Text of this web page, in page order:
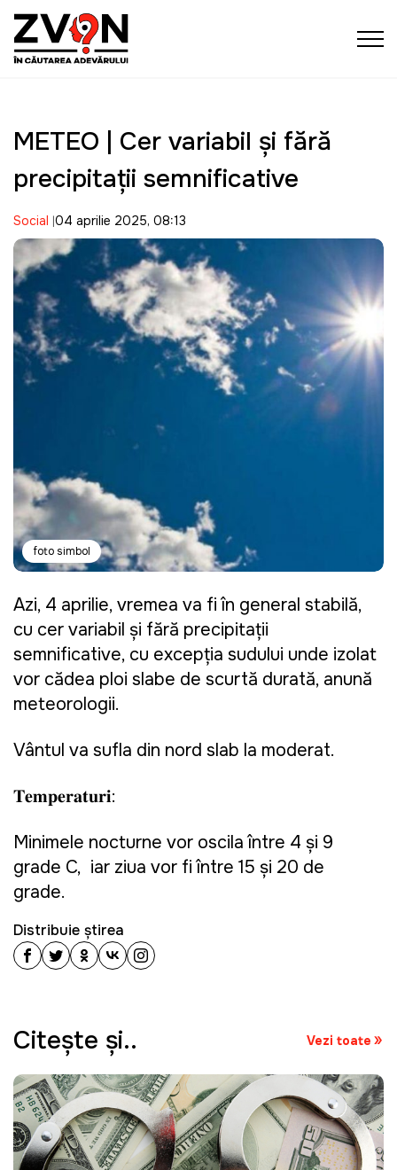
METEO | Cer variabil și fără
precipitații semnificative
Social 04 aprilie 2025, 08:13
foto simbol
Azi, 4 aprilie, vremea va fi în general stabilă,
cu cer variabil și fără precipitații
semnificative, cu excepția sudului unde izolat
vor cădea ploi slabe de scurtă durată, anunță
meteorologii.
Vântul va sufla din nord slab la moderat.
𝐓𝐞𝐦𝐩𝐞𝐫𝐚𝐭𝐮𝐫𝐢:
Minimele nocturne vor oscila între 4 și 9
grade C, iar ziua vor fi între 15 și 20 de
grade.
Distribuie știrea
Citeşte şi.. Vezi toate